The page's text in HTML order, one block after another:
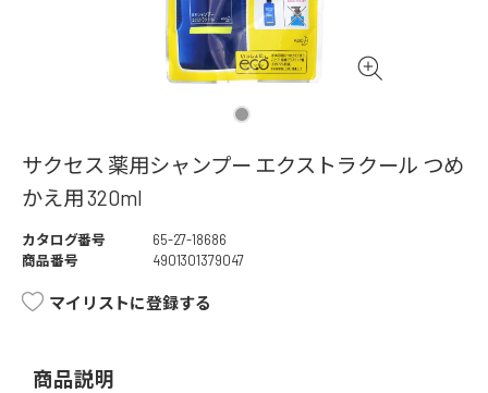
サクセス 薬用シャンプー エクストラクール つめ
かえ用 320ml
カタログ番号
65-27-18686
商品番号
4901301379047
マイリストに登録する
商品説明